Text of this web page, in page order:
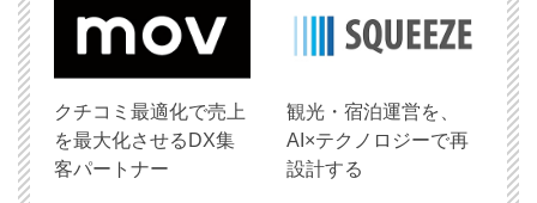
クチコミ最適化で売上
を最大化させるDX集
客パートナー
観光・宿泊運営を、
AI×テクノロジーで再
設計する